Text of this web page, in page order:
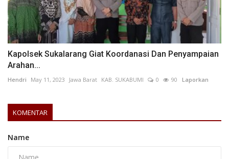
Kapolsek Sukalarang Giat Koordanasi Dan Penyampaian
Arahan...
Hendri May 11, 2023 Jawa Barat KAB. SUKABUMI 0 90 Laporkan
KOMENTAR
Name